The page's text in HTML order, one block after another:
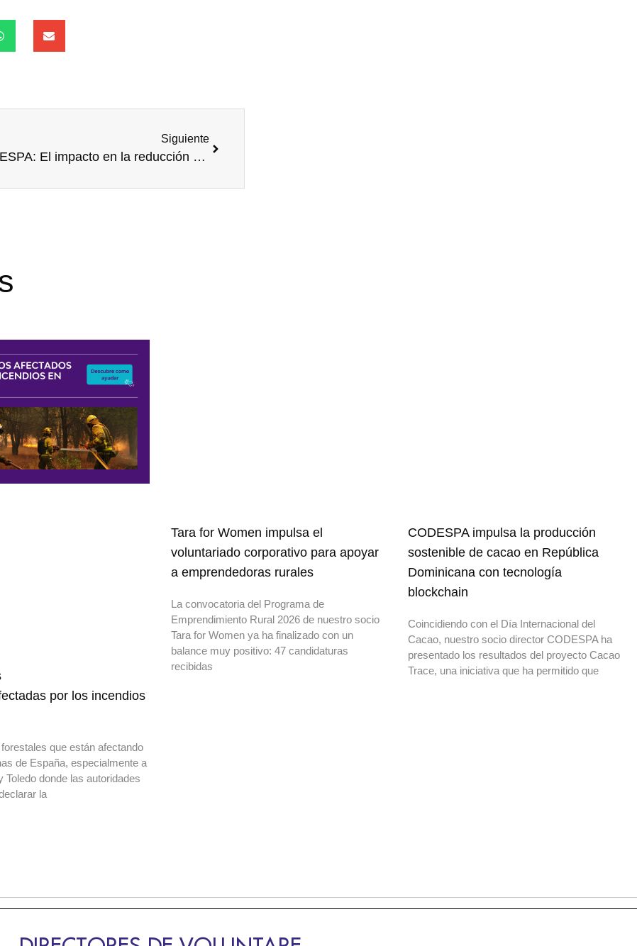
Siguiente
CODESPA: El impacto en la reducción de la desigualdad en África y Asia, y el papel del voluntariado 🌍
por los incendios
que están afectando
de España, especialmente a
Toledo donde las autoridades
la
Tara for Women impulsa el
voluntariado corporativo para apoyar
a emprendedoras rurales
La convocatoria del Programa de
Emprendimiento Rural 2026 de nuestro socio
Tara for Women ya ha finalizado con un
balance muy positivo: 47 candidaturas
recibidas
CODESPA impulsa la producción
sostenible de cacao en República
Dominicana con tecnología
blockchain
Coincidiendo con el Día Internacional del
Cacao, nuestro socio director CODESPA ha
presentado los resultados del proyecto Cacao
Trace, una iniciativa que ha permitido que